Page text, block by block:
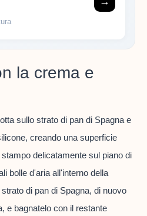
la crema e
sullo strato di pan di Spagna e
creando una superficie
delicatamente sul piano di
bolle d'aria all'interno della
di pan di Spagna, di nuovo
e bagnatelo con il restante